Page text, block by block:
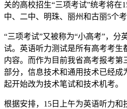
关的高校招生“三项考试”统考将在
中、二中、明珠、丽州和古丽5个考
“三项考试”又被称为“小高考”，分
试。英语听力测试是所有高考考生
内容。而作为目前我省高考报考第
部分，信息技术和通用技术已经成
起开始改为技术笔试和技术机考。
根据安排，15日上午为英语听力和